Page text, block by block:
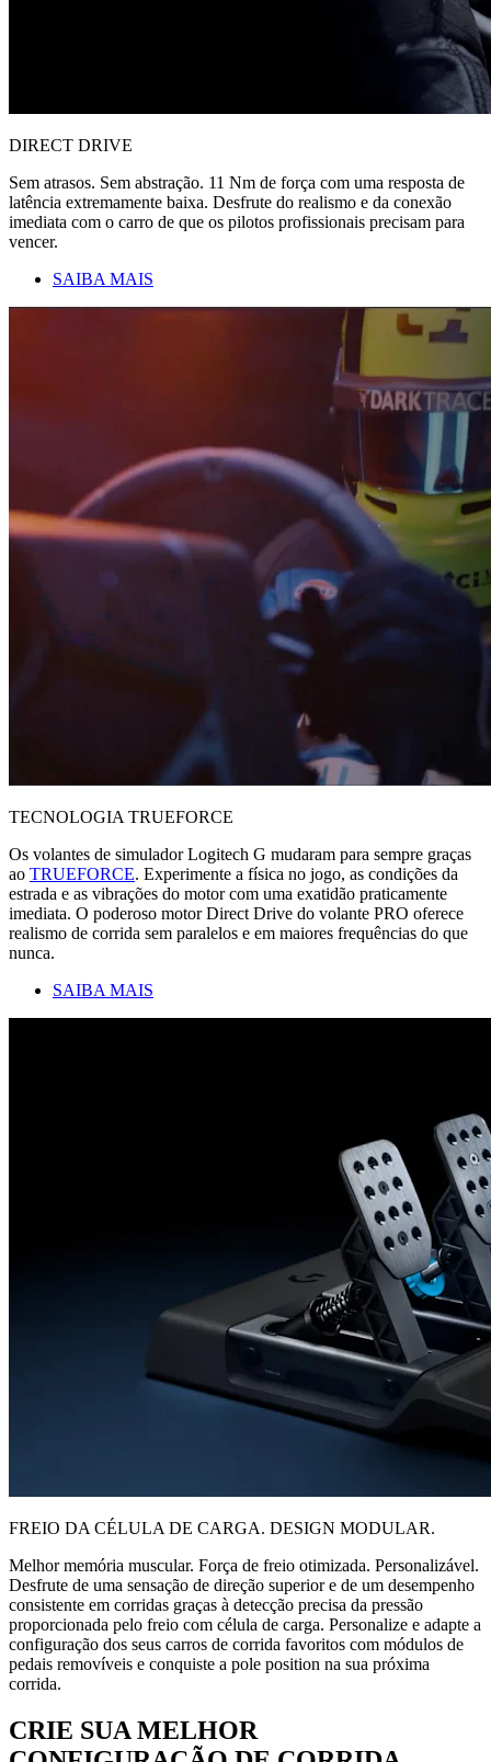
DIRECT DRIVE
Sem atrasos. Sem abstração. 11 Nm de força com uma resposta de
latência extremamente baixa. Desfrute do realismo e da conexão
imediata com o carro de que os pilotos profissionais precisam para
vencer.
SAIBA MAIS
TECNOLOGIA TRUEFORCE
Os volantes de simulador Logitech G mudaram para sempre graças
ao TRUEFORCE. Experimente a física no jogo, as condições da
estrada e as vibrações do motor com uma exatidão praticamente
imediata. O poderoso motor Direct Drive do volante PRO oferece
realismo de corrida sem paralelos e em maiores frequências do que
nunca.
SAIBA MAIS
FREIO DA CÉLULA DE CARGA. DESIGN MODULAR.
Melhor memória muscular. Força de freio otimizada. Personalizável.
Desfrute de uma sensação de direção superior e de um desempenho
consistente em corridas graças à detecção precisa da pressão
proporcionada pelo freio com célula de carga. Personalize e adapte a
configuração dos seus carros de corrida favoritos com módulos de
pedais removíveis e conquiste a pole position na sua próxima
corrida.
CRIE SUA MELHOR